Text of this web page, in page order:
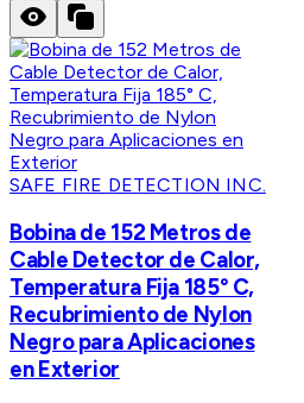
SAFE FIRE DETECTION INC.
Bobina de 152 Metros de
Cable Detector de Calor,
Temperatura Fija 185° C,
Recubrimiento de Nylon
Negro para Aplicaciones
en Exterior